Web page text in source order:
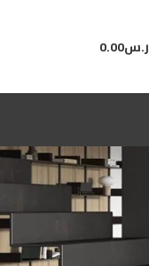
ر.س0.00